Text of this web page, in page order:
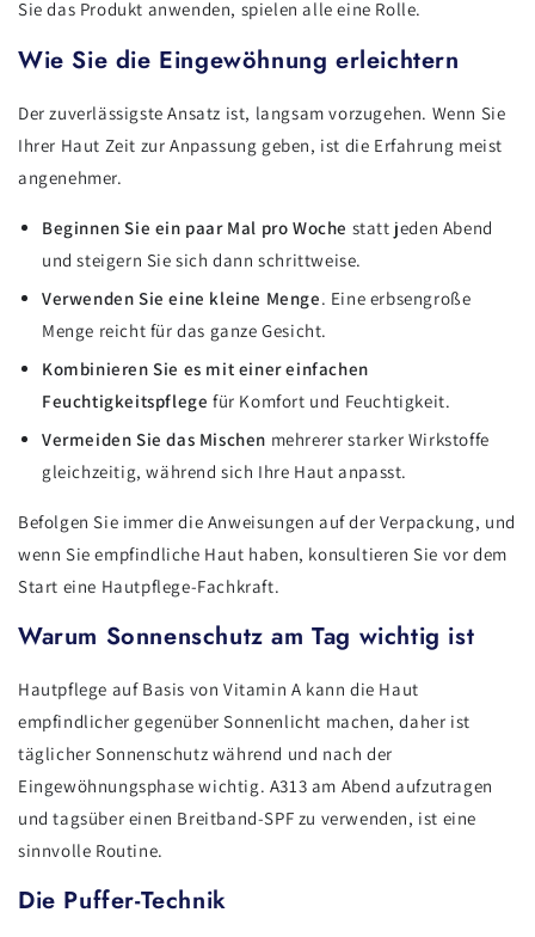
Sie das Produkt anwenden, spielen alle eine Rolle.
Wie Sie die Eingewöhnung erleichtern
Der zuverlässigste Ansatz ist, langsam vorzugehen. Wenn Sie
Ihrer Haut Zeit zur Anpassung geben, ist die Erfahrung meist
angenehmer.
Beginnen Sie ein paar Mal pro Woche statt jeden Abend
und steigern Sie sich dann schrittweise.
Verwenden Sie eine kleine Menge. Eine erbsengroße
Menge reicht für das ganze Gesicht.
Kombinieren Sie es mit einer einfachen
Feuchtigkeitspflege für Komfort und Feuchtigkeit.
Vermeiden Sie das Mischen mehrerer starker Wirkstoffe
gleichzeitig, während sich Ihre Haut anpasst.
Befolgen Sie immer die Anweisungen auf der Verpackung, und
wenn Sie empfindliche Haut haben, konsultieren Sie vor dem
Start eine Hautpflege-Fachkraft.
Warum Sonnenschutz am Tag wichtig ist
Hautpflege auf Basis von Vitamin A kann die Haut
empfindlicher gegenüber Sonnenlicht machen, daher ist
täglicher Sonnenschutz während und nach der
Eingewöhnungsphase wichtig. A313 am Abend aufzutragen
und tagsüber einen Breitband-SPF zu verwenden, ist eine
sinnvolle Routine.
Die Puffer-Technik